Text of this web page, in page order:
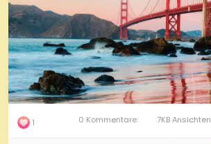
1 0 Kommentare 7KB Ansichten